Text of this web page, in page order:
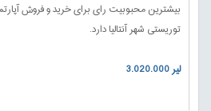
بیشترین محبوبیت رای برای خرید و فروش
توریستی شهر آنتالیا دارد.
3.020.000 لیر